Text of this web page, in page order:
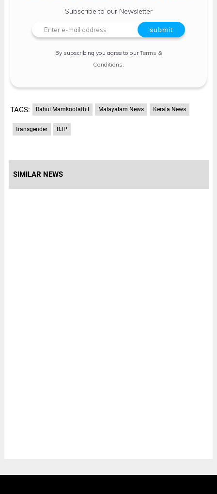
Subscribe to our Newsletter
By subscribing you agree to ourTerms &
Conditions
TAGS: Rahul Mamkootathil Malayalam News Kerala News
transgender BJP
SIMILAR NEWS